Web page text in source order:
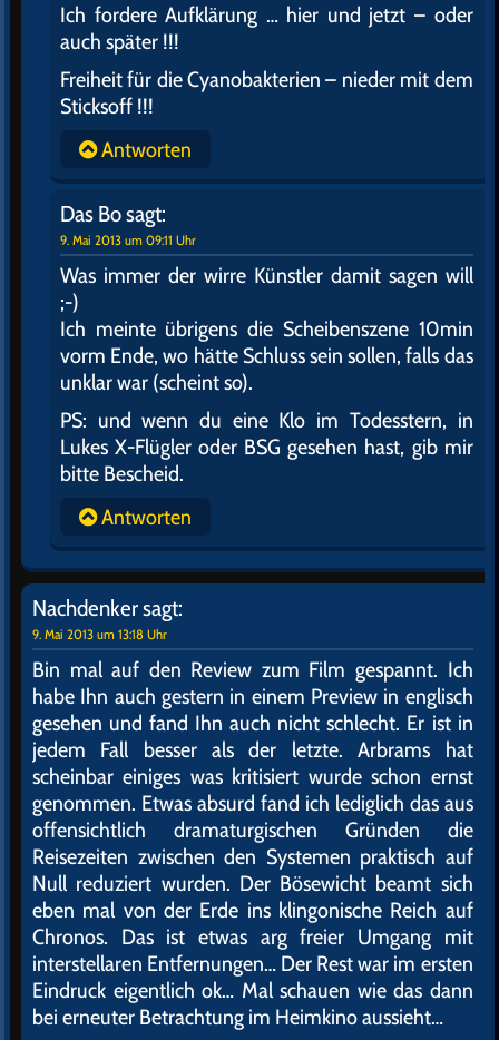
Ich fordere Aufklärung … hier und jetzt – oder
auch später !!!
Freiheit für die Cyanobakterien – nieder mit dem
Sticksoff !!!
Antworten
Das Bosagt:
9. Mai 2013 um 09:11 Uhr
Was immer der wirre Künstler damit sagen will
;-)
Ich meinte übrigens die Scheibenszene 10min
vorm Ende, wo hätte Schluss sein sollen, falls das
unklar war (scheint so).
PS: und wenn du eine Klo im Todesstern, in
Lukes X-Flügler oder BSG gesehen hast, gib mir
bitte Bescheid.
Antworten
Nachdenkersagt:
9. Mai 2013 um 13:18 Uhr
Bin mal auf den Review zum Film gespannt. Ich
habe Ihn auch gestern in einem Preview in englisch
gesehen und fand Ihn auch nicht schlecht. Er ist in
jedem Fall besser als der letzte. Arbrams hat
scheinbar einiges was kritisiert wurde schon ernst
genommen. Etwas absurd fand ich lediglich das aus
offensichtlich dramaturgischen Gründen die
Reisezeiten zwischen den Systemen praktisch auf
Null reduziert wurden. Der Bösewicht beamt sich
eben mal von der Erde ins klingonische Reich auf
Chronos. Das ist etwas arg freier Umgang mit
interstellaren Entfernungen… Der Rest war im ersten
Eindruck eigentlich ok… Mal schauen wie das dann
bei erneuter Betrachtung im Heimkino aussieht…